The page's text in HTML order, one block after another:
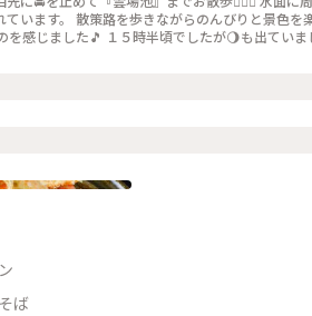
楽しむことができま
ました🎵 １５時半頃でしたが🌖も出ていました😃 #私
ク
ば